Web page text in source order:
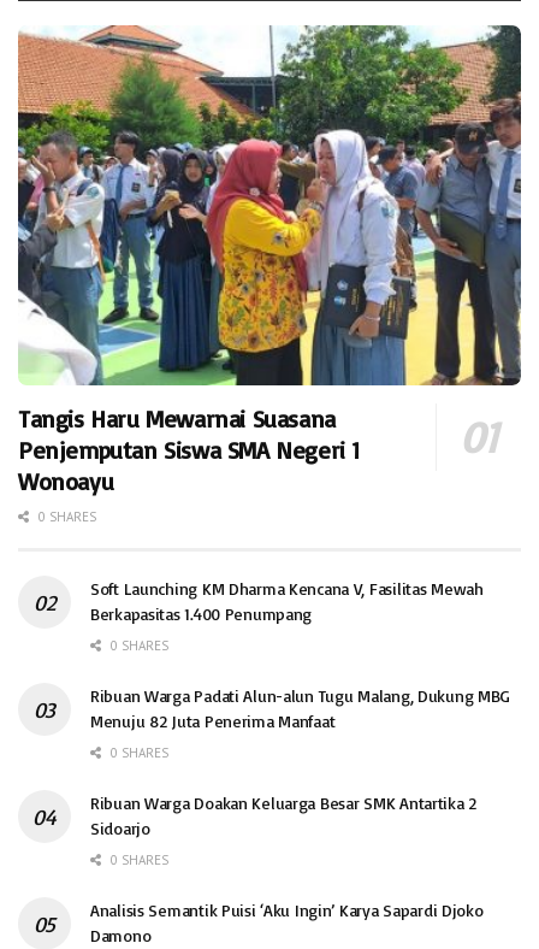
Tangis Haru Mewarnai Suasana
Penjemputan Siswa SMA Negeri 1
Wonoayu
0 SHARES
Soft Launching KM Dharma Kencana V, Fasilitas Mewah
Berkapasitas 1.400 Penumpang
0 SHARES
Ribuan Warga Padati Alun-alun Tugu Malang, Dukung MBG
Menuju 82 Juta Penerima Manfaat
0 SHARES
Ribuan Warga Doakan Keluarga Besar SMK Antartika 2
Sidoarjo
0 SHARES
Analisis Semantik Puisi ‘Aku Ingin’ Karya Sapardi Djoko
Damono